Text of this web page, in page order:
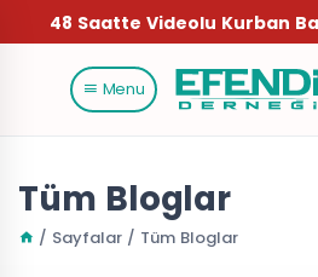
48 Saatte Videolu Kurban
Menu
Tüm Bloglar
/ Sayfalar / Tüm Bloglar